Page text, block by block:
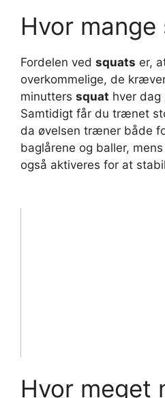
Hvor mange
Fordelen ved squats er,
overkommelige, de
minutters squat hver dag
Samtidigt får du trænet
da øvelsen træner både
baglårene og baller,
også aktiveres for at
Hvor meget